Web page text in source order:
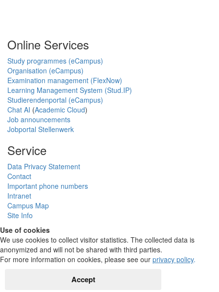
Online Services
Study programmes (eCampus)
Organisation (eCampus)
Examination management (FlexNow)
Learning Management System (Stud.IP)
Studierendenportal (eCampus)
Chat AI (Academic Cloud)
Job announcements
Jobportal Stellenwerk
Service
Data Privacy Statement
Contact
Important phone numbers
Intranet
Campus Map
Site Info
Use of cookies
We use cookies to collect visitor statistics. The collected data is
anonymized and will not be shared with third parties.
For more information on cookies, please see our privacy policy.
Accept